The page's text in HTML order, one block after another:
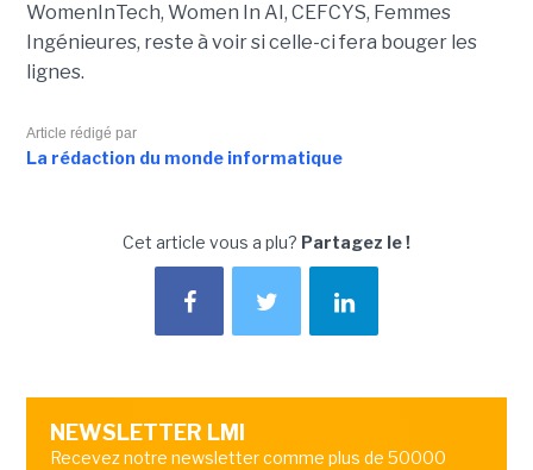
WomenInTech, Women In AI, CEFCYS, Femmes
Ingénieures, reste à voir si celle-ci fera bouger les
lignes.
Article rédigé par
La rédaction du monde informatique
Cet article vous a plu? Partagez le !
NEWSLETTER LMI
Recevez notre newsletter comme plus de 50000